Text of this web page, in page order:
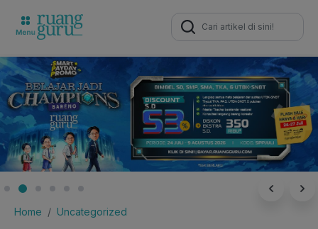
Search
for:
Home Uncategorized